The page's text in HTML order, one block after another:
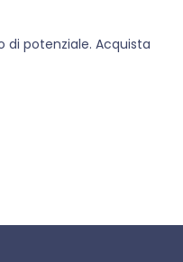
di potenziale. Acquista